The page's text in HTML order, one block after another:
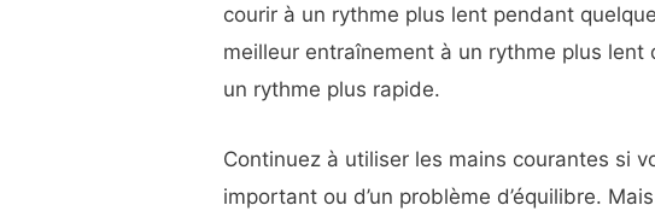
courir à un rythme plus lent pendant
meilleur entraînement à un rythme plus lent
un rythme plus rapide.
Continuez à utiliser les mains courantes si
important ou d’un problème d’équilibre.